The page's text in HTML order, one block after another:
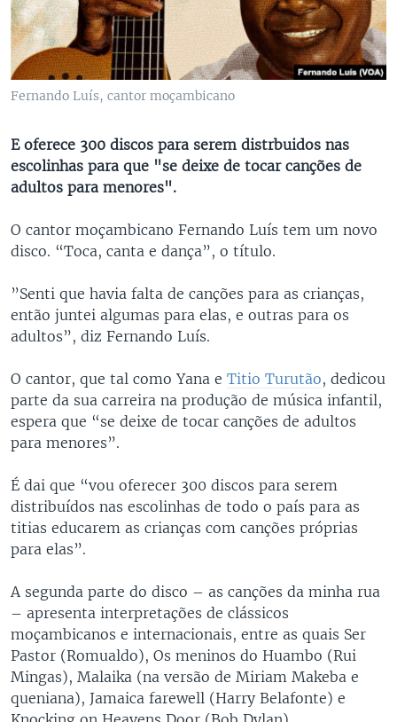
Fernando Luís, cantor moçambicano
E oferece 300 discos para serem distrbuidos nas
escolinhas para que "se deixe de tocar canções de
adultos para menores".
O cantor moçambicano Fernando Luís tem um novo
disco. “Toca, canta e dança”, o título.
”Senti que havia falta de canções para as crianças,
então juntei algumas para elas, e outras para os
adultos”, diz Fernando Luís.
O cantor, que tal como Yana e Titio Turutão, dedicou
parte da sua carreira na produção de música infantil,
espera que “se deixe de tocar canções de adultos
para menores”.
É dai que “vou oferecer 300 discos para serem
distribuídos nas escolinhas de todo o país para as
titias educarem as crianças com canções próprias
para elas”.
A segunda parte do disco – as canções da minha rua
– apresenta interpretações de clássicos
moçambicanos e internacionais, entre as quais Ser
Pastor (Romualdo), Os meninos do Huambo (Rui
Mingas), Malaika (na versão de Miriam Makeba e
queniana), Jamaica farewell (Harry Belafonte) e